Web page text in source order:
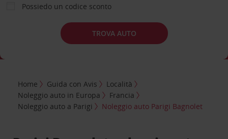
Possiedo un codice sconto
TROVA AUTO
Home Guida con Avis
Località
Noleggio auto in Europa
Francia
Noleggio auto a Parigi
Noleggio auto Parigi Bagnolet